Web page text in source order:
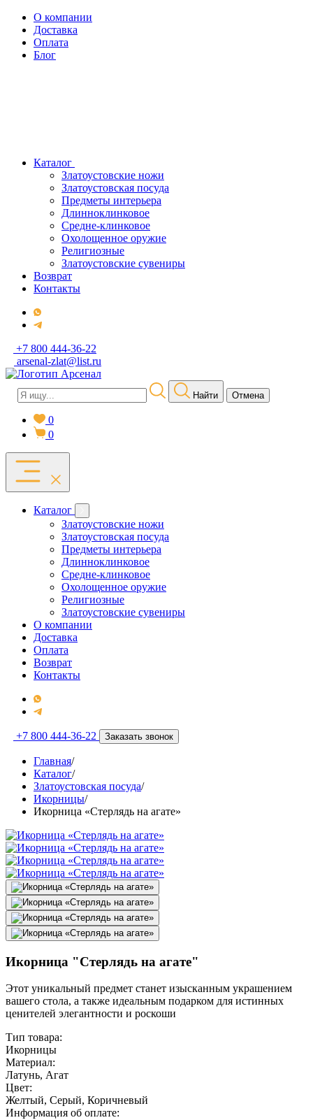
О компании
Доставка
Оплата
Блог
Каталог
Златоустовские ножи
Златоустовская посуда
Предметы интерьера
Длинноклинковое
Средне-клинковое
Охолощенное оружие
Религиозные
Златоустовские сувениры
Возврат
Контакты
+7 800 444-36-22
arsenal-zlat@list.ru
Найти Отмена
0
0
Каталог
Златоустовские ножи
Златоустовская посуда
Предметы интерьера
Длинноклинковое
Средне-клинковое
Охолощенное оружие
Религиозные
Златоустовские сувениры
О компании
Доставка
Оплата
Возврат
Контакты
+7 800 444-36-22 Заказать звонок
Главная/
Каталог/
Златоустовская посуда/
Икорницы/
Икорница «Стерлядь на агате»
Икорница "Стерлядь на агате"
Этот уникальный предмет станет изысканным украшением
вашего стола, а также идеальным подарком для истинных
ценителей элегантности и роскоши
Тип товара:
Икорницы
Материал:
Латунь, Агат
Цвет:
Желтый, Серый, Коричневый
Информация об оплате: